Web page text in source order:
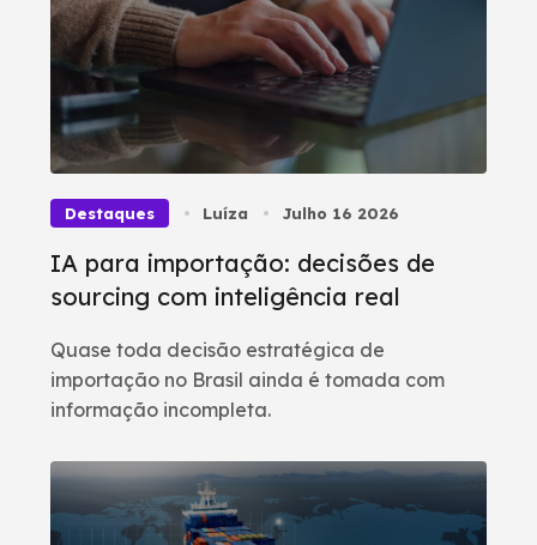
Destaques Luíza Julho 16 2026
IA para importação: decisões de
sourcing com inteligência real
Quase toda decisão estratégica de
importação no Brasil ainda é tomada com
informação incompleta.